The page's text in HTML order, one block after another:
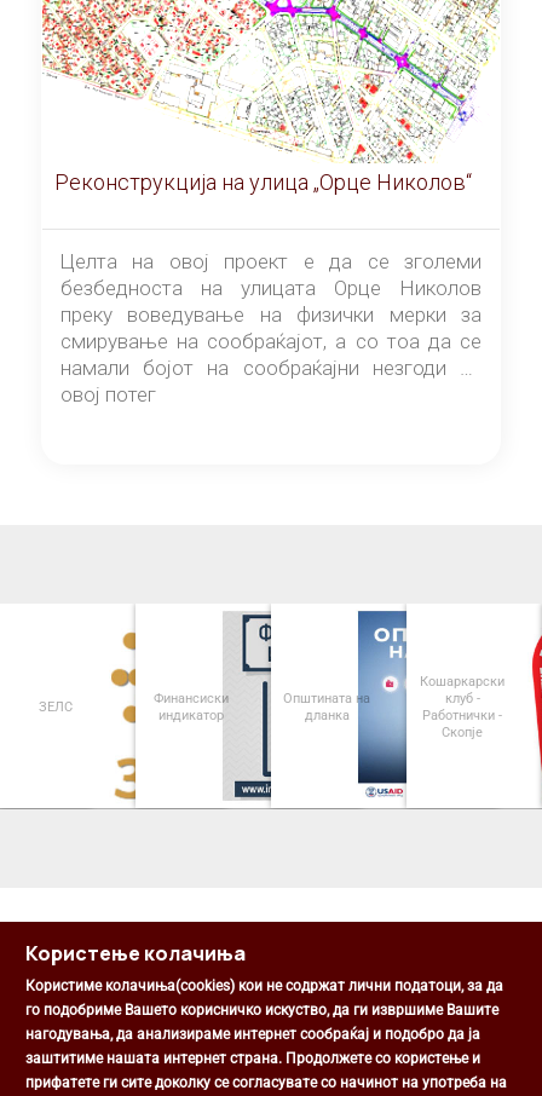
Реконструкција на улица „Орце Николов“
Целта на овој проект е да се зголеми
безбедноста на улицата Орце Николов
преку воведување на физички мерки за
смирување на сообраќајот, а со тоа да се
намали бојот на сообраќајни незгоди на
овој потег
ЗЕЛС
Финансиски
индикатор
Општината на
дланка
Кошаркарски
клуб -
Работнички -
Скопје
Општина Центар
Михаил Цоков бр. 1, Скопје
Користење колачиња
Користиме колачиња(cookies) кои не содржат лични податоци, за да
го подобриме Вашето корисничко искуство, да ги извршиме Вашите
нагодувања, да анализираме интернет сообраќај и подобро да ја
заштитиме нашата интернет страна. Продолжете со користење и
прифатете ги сите доколку се согласувате со начинот на употреба на